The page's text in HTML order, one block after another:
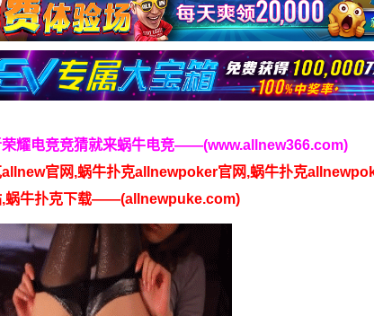
荣耀电竞竞猜就来蜗牛电竞——(www.allnew366.com)
官网,蜗牛扑克allnewpoker官网,蜗牛扑克
,蜗牛扑克下载——(allnewpuke.com)